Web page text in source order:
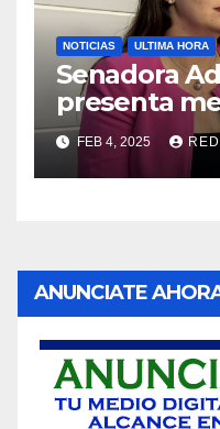
NOTICIAS ULTIMA HORA
Senadora
presenta
violencia en
FEB 4, 2025
ANUNCIATE